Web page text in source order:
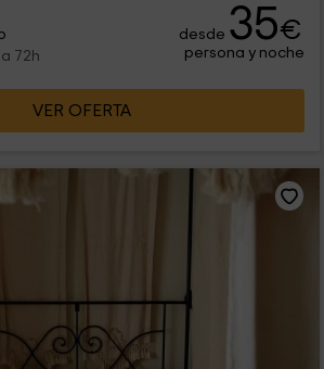
con las mejores prestaciones en
72h
desde 35€
persona y noche
VER OFERTA